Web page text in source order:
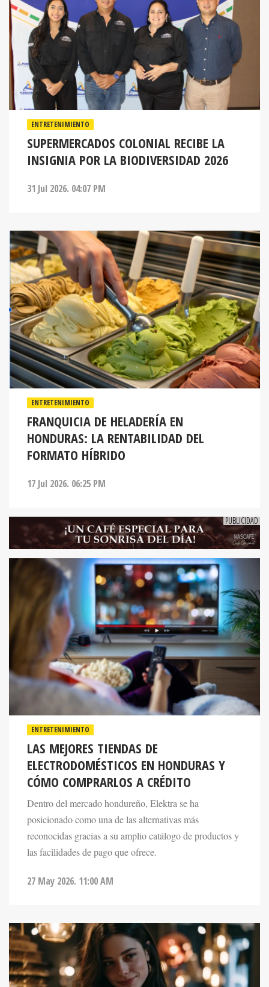
ENTRETENIMIENTO
SUPERMERCADOS COLONIAL RECIBE LA
INSIGNIA POR LA BIODIVERSIDAD 2026
31 Jul 2026. 04:07 PM
ENTRETENIMIENTO
FRANQUICIA DE HELADERÍA EN
HONDURAS: LA RENTABILIDAD DEL
FORMATO HÍBRIDO
17 Jul 2026. 06:25 PM
LAS MEJORES TIENDAS DE
ELECTRODOMÉSTICOS EN HONDURAS Y
CÓMO COMPRARLOS A CRÉDITO
Dentro del mercado hondureño, Elektra se ha
posicionado como una de las alternativas más
reconocidas gracias a su amplio catálogo de productos y
las facilidades de pago que ofrece.